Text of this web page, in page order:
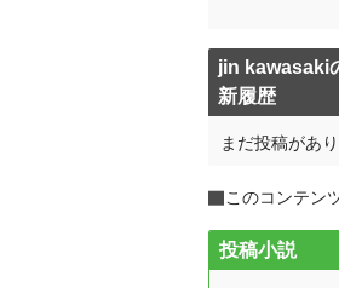
jin kawasaki
新履歴
まだ投稿があ
このコンテン
投稿小説